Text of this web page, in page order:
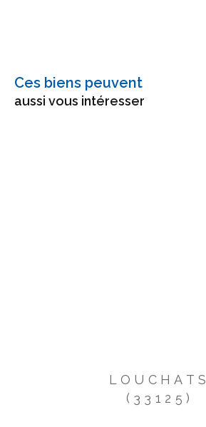
Ces biens peuvent
aussi vous intéresser
LOUCHATS
(33125)